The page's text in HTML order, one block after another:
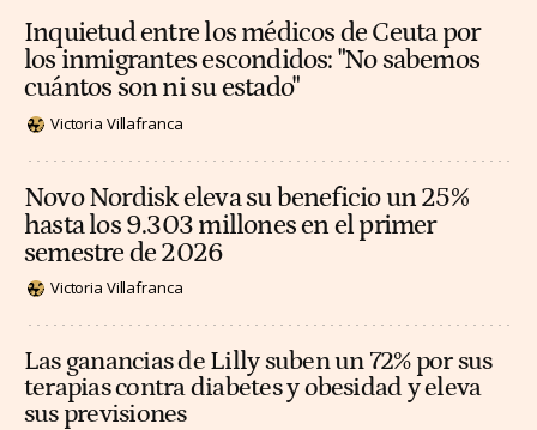
Inquietud entre los médicos de Ceuta por
los inmigrantes escondidos: "No sabemos
cuántos son ni su estado"
Victoria Villafranca
Novo Nordisk eleva su beneficio un 25%
hasta los 9.303 millones en el primer
semestre de 2026
Victoria Villafranca
Las ganancias de Lilly suben un 72% por sus
terapias contra diabetes y obesidad y eleva
sus previsiones